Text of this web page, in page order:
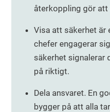
återkoppling gör att
Visa att säkerhet är
chefer engagerar
säkerhet signalerar
på riktigt.
Dela ansvaret. En
bygger på att alla